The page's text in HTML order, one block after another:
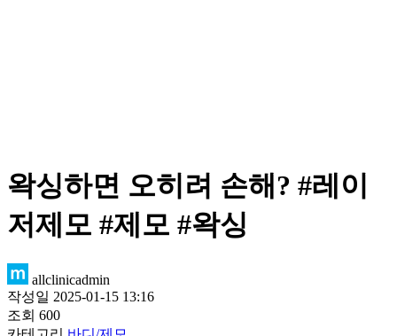
왁싱하면 오히려 손해? #레이
저제모 #제모 #왁싱
allclinicadmin
작성일 2025-01-15 13:16
조회 600